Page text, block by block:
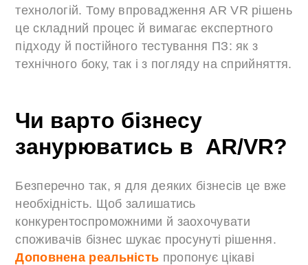
технологій. Тому впровадження AR VR рішень
це складний процес й вимагає експертного
підходу й постійного тестування ПЗ: як з
технічного боку, так і з погляду на сприйняття.
Чи варто бізнесу
занурюватись в AR/VR?
Безперечно так, я для деяких бізнесів це вже
необхідність. Щоб залишатись
конкурентоспроможними й заохочувати
споживачів бізнес шукає просунуті рішення.
Доповнена реальність пропонує цікаві